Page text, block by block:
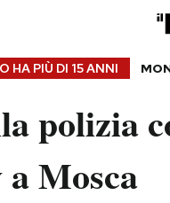
HA PIÙ DI 15 ANNI
polizia
Mosca